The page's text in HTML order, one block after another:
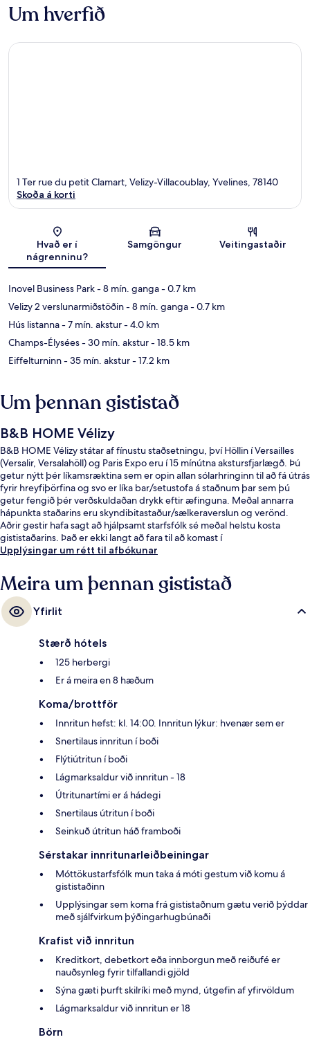
Um hverfið
Kort
1 Ter rue du petit Clamart, Velizy-Villacoublay, Yvelines, 78140
Skoða á korti
Hvað er í
nágrenninu?
Samgöngur Veitingastaðir
Inovel Business Park- 8 mín. ganga- 0.7 km
Velizy 2 verslunarmiðstöðin- 8 mín. ganga- 0.7 km
Hús listanna- 7 mín. akstur- 4.0 km
Champs-Élysées- 30 mín. akstur- 18.5 km
Eiffelturninn- 35 mín. akstur- 17.2 km
Um þennan gististað
B&B HOME Vélizy
B&B HOME Vélizy státar af fínustu staðsetningu, því Höllin í Versailles
(Versalir, Versalahöll) og Paris Expo eru í 15 mínútna akstursfjarlægð. Þú
getur nýtt þér líkamsræktina sem er opin allan sólarhringinn til að fá útrás
fyrir hreyfiþörfina og svo er líka bar/setustofa á staðnum þar sem þú
getur fengið þér verðskuldaðan drykk eftir æfinguna. Meðal annarra
hápunkta staðarins eru skyndibitastaður/sælkeraverslun og verönd.
Aðrir gestir hafa sagt að hjálpsamt starfsfólk sé meðal helstu kosta
gististaðarins. Það er ekki langt að fara til að komast í
almenningssamgöngur: Meudon-la-Forêt-sporvagnastoppistöðin er í 3
mínútna.
Upplýsingar um rétt til afbókunar
Meira um þennan gististað
Yfirlit
Stærð hótels
125 herbergi
Er á meira en 8 hæðum
Koma/brottför
Innritun hefst: kl. 14:00. Innritun lýkur: hvenær sem er
Snertilaus innritun í boði
Flýtiútritun í boði
Lágmarksaldur við innritun - 18
Útritunartími er á hádegi
Snertilaus útritun í boði
Seinkuð útritun háð framboði
Sérstakar innritunarleiðbeiningar
Móttökustarfsfólk mun taka á móti gestum við komu á
gististaðinn
Upplýsingar sem koma frá gististaðnum gætu verið þýddar
með sjálfvirkum þýðingarhugbúnaði
Krafist við innritun
Kreditkort, debetkort eða innborgun með reiðufé er
nauðsynleg fyrir tilfallandi gjöld
Sýna gæti þurft skilríki með mynd, útgefin af yfirvöldum
Lágmarksaldur við innritun er 18
Börn